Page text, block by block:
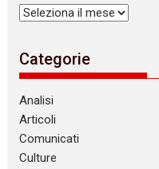
Archivi
Categorie
Analisi
Articoli
Comunicati
Culture